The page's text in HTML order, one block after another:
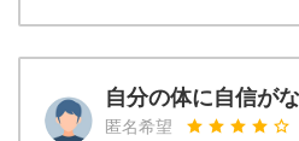
自分の体に自信が
匿名希望